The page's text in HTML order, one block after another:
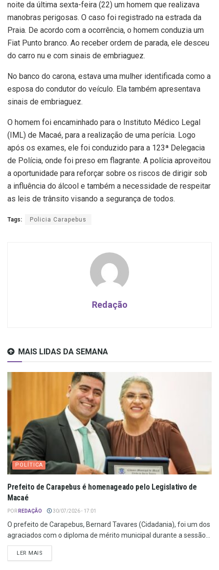
noite da última sexta-feira (22) um homem que realizava
manobras perigosas. O caso foi registrado na estrada da
Praia. De acordo com a ocorrência, o homem conduzia um
Fiat Punto branco. Ao receber ordem de parada, ele desceu
do carro nu e com sinais de embriaguez.
No banco do carona, estava uma mulher identificada como a
esposa do condutor do veículo. Ela também apresentava
sinais de embriaguez.
O homem foi encaminhado para o Instituto Médico Legal
(IML) de Macaé, para a realização de uma perícia. Logo
após os exames, ele foi conduzido para a 123ª Delegacia
de Polícia, onde foi preso em flagrante. A polícia aproveitou
a oportunidade para reforçar sobre os riscos de dirigir sob
a influência do álcool e também a necessidade de respeitar
as leis de trânsito visando a segurança de todos.
Tags: Policia Carapebus
Redação
MAIS LIDAS DA SEMANA
POLÍTICA
Prefeito de Carapebus é homenageado pelo Legislativo de
Macaé
POR REDAÇÃO 30/07/2026 - 17:01
O prefeito de Carapebus, Bernard Tavares (Cidadania), foi um dos
agraciados com o diploma de mérito municipal durante a sessão...
LER MAIS